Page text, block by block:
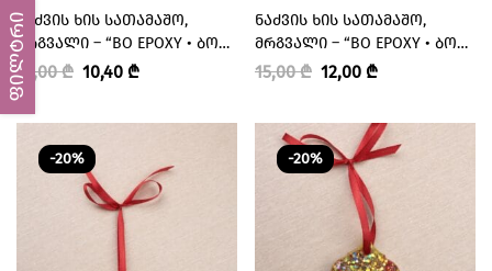
ფილტრიᲜᲐᲫᲕᲘᲡ ᲮᲘᲡ ᲡᲐᲗᲐᲛᲐᲨᲝ,
ᲛᲠᲒᲕᲐᲚᲘ – “BO EPOXY • ᲑᲝ
ᲔᲞᲝᲥᲡᲘ”
13,00₾ 10,40 ₾
ᲜᲐᲫᲕᲘᲡ ᲮᲘᲡ ᲡᲐᲗᲐᲛᲐᲨᲝ,
ᲛᲠᲒᲕᲐᲚᲘ – “BO EPOXY • ᲑᲝ
ᲔᲞᲝᲥᲡᲘ”
15,00₾ 12,00 ₾
-20% -20%